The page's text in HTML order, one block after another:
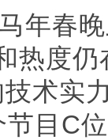
年春
热度
术实
节目C